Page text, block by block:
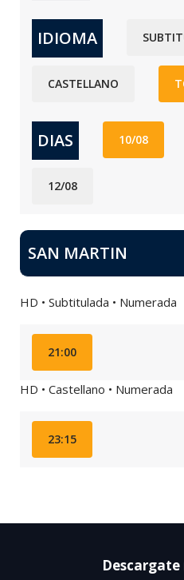
IDIOMA
CASTELLANO
DIAS 10/08
12/08
SAN MARTIN
HD • Subtitulada • Numerada
21:00
HD • Castellano • Numerada
23:15